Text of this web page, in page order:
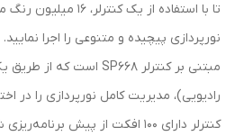
تا با استفاده از یک
نورپردازی پیچیده و متنوعی را اجرا
رادیویی)، مدیریت کامل نورپردازی را در
کنترلر دارای 100 افکت از پیش